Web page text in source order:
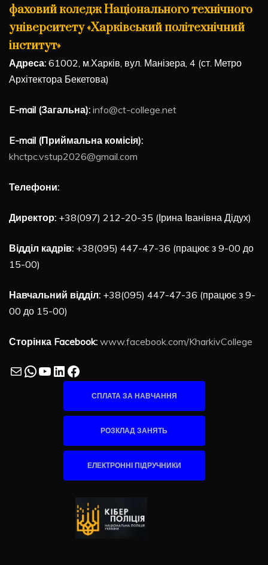
фаховий коледж Національного технічного
університету «Харківський політехнічний
інститут»
Адреса: 61002, м.Харків, вул. Манізера, 4 (ст. Метро
Архітектора Бекетова)
E-mail (Загальна): info@ct-college.net
E-mail (Приймальна комісія):
khctpc.vstup2026@gmail.com
Телефони:
Директор: +38(097) 212-20-35 (Ірина Іванівна Дідух)
Відділ кадрів: +38(095) 447-47-36 (працює з 9-00 до
15-00)
Навчальний відділ: +38(095) 447-47-36 (працює з 9-
00 до 15-00)
Сторінка Facebook: www.facebook.com/KharkivCollege
MailWhatsApp
YouTube
LinkedIn
Facebook
СПЛАТА ЗА НАВЧАННЯ
РОЗКЛАД ЗАНЯТЬ
ЕЛЕКТРОННІ ПІДРУЧНИКИ